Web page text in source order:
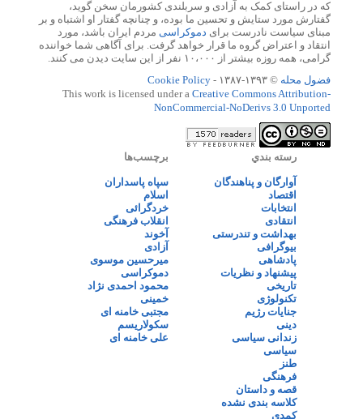
که در راستای کمک به آزادی و سربلندی کشورمان سخن گوید،
گفتارش مورد ستایش و تحسین ما بوده، و چنانچه گفتار او اشتباه و بر
مبنای سیاست نادرست برای دموکراسی مردم ایران باشد، مورد
انتقاد و اعتراض گروه ما قرار خواهد گرفت. برای آگاهی شما خواننده
گرامی، همه روزه بیشتر از ۱۰،۰۰۰ نفر از این سایت دیدن می کنند.
فضول محله © ۱۳۹۳-۱۳۸۷ -
Cookie Policy
This work is licensed under a Creative Commons Attribution-
NonCommercial-NoDerivs 3.0 Unported
رسته بندي
آوارگان و پناهندگان
اقتصاد
انتخابات
انتقادی
بهداشت و تندرستی
بیوگرافی
پادشاهی
پیشنهاد و نظریات
تاریخی
تکنولوژی
جنایات رژیم
دینی
زندانی سیاسی
سیاسی
طنز
فرهنگی
قصه و داستان
کلاسه بندی نشده
کمدی
برچسب‌ها
سپاه پاسداران
اسلام
خردگرائی
انقلاب فرهنگی
آخوند
آزادی
میرحسین موسوی
دموکراسی
محمود احمدی نژاد
خمینی
مجتبی خامنه ای
سکولاریسم
علی خامنه ای